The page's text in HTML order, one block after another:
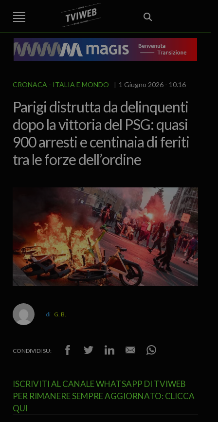
STREET TG CRONACA VENETO
VICENZA E PROVINCIA
AREA BERICA
ECONOMIA ATTUALITA’ POLITICA
EDITORIALE ITALIA E MONDO CURIOSITÀ – LIFESTYLE
CULTURA ARTE
SPORT
IL GRAFFIO FOOD & DRINK
CRONACA ITALIA E MONDO 1 Giugno 2026 - 10.16
Parigi distrutta da delinquenti
dopo la vittoria del PSG: quasi
900 arresti e centinaia di feriti
tra le forze dell’ordine
G. B.
CONDIVIDI SU:
ISCRIVITI AL CANALE WHATSAPP DI TVIWEB
PER RIMANERE SEMPRE AGGIORNATO: CLICCA
QUI